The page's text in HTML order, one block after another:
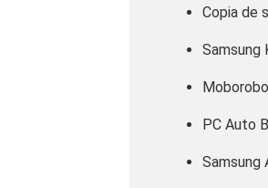
Copia de
Samsung
Moborobo
PC Auto
Samsung